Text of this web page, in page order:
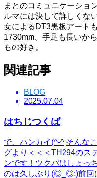
まとのコミュニケーショ
ルマには決して詳しくな
女によるDT3黒板アート
1730mm、手足も長いか
もの好き。
関連記事
BLOG
2025.07.04
はちじつくば
で、ハンカイ(^-^;そんな
グより＜＜＜TH294のス
ンです！ツクバはしょっ
のは久しぶり(◎_◎;)前回